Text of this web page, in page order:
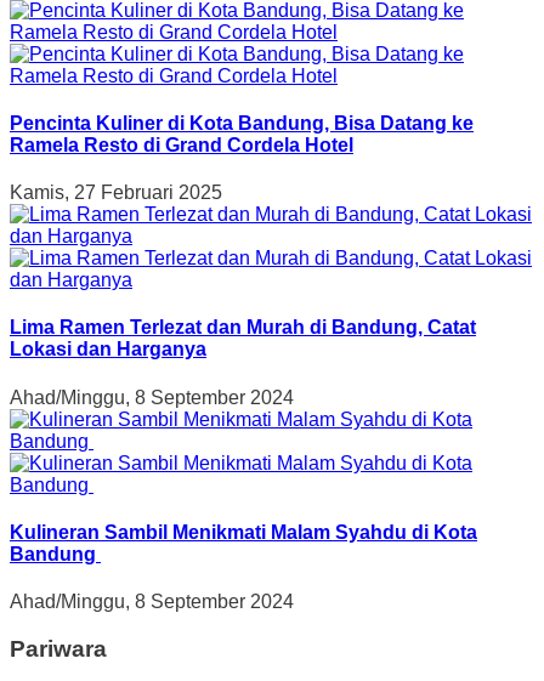
Pencinta Kuliner di Kota Bandung, Bisa Datang ke
Ramela Resto di Grand Cordela Hotel
Kamis, 27 Februari 2025
Lima Ramen Terlezat dan Murah di Bandung, Catat
Lokasi dan Harganya
Ahad/Minggu, 8 September 2024
Kulineran Sambil Menikmati Malam Syahdu di Kota
Bandung
Ahad/Minggu, 8 September 2024
Pariwara